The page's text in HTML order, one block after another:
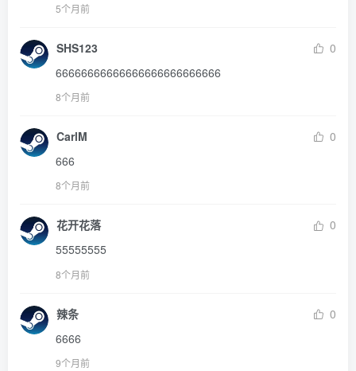
5个月前
SHS123
0
66666666666666666666666666
8个月前
CarlM
0
666
8个月前
花开花落
0
55555555
8个月前
辣条
0
6666
9个月前